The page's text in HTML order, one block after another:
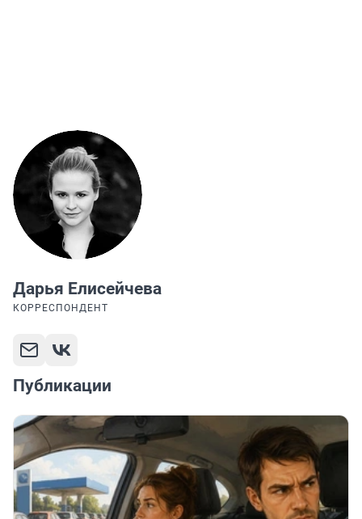
Дарья Елисейчева
КОРРЕСПОНДЕНТ
Публикации